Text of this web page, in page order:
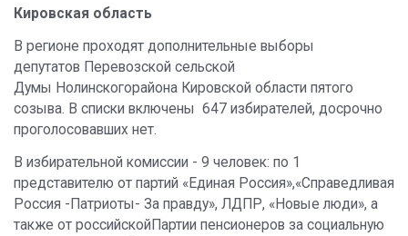
Кировская область
В регионе проходят дополнительные выборы
депутатов Перевозской сельской
Думы Нолинскогорайона Кировской области пятого
созыва. В списки включены 647 избирателей, досрочно
проголосовавших нет.
В избирательной комиссии - 9 человек: по 1
представителю от партий «Единая Россия»,«Справедливая
Россия -Патриоты- За правду», ЛДПР, «Новые люди», а
также от российскойПартии пенсионеров за социальную